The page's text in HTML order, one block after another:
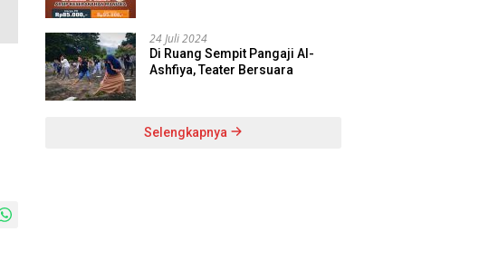
24 Juli 2024
Di Ruang Sempit Pangaji Al-
Ashfiya, Teater Bersuara
Selengkapnya